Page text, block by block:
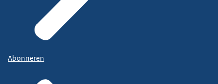
Abonneren